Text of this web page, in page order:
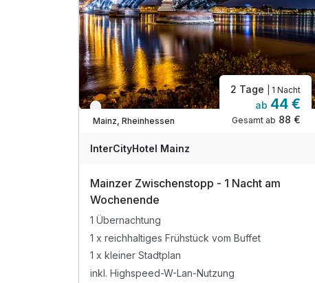
Verfügbar bis Dezember
Mainz, Rheinhessen
2 Tage | 1 Nacht
ab 44 €
Gesamt ab 88 €
InterCityHotel Mainz
Mainzer Zwischenstopp - 1 Nacht am
Wochenende
1 Übernachtung
1 x reichhaltiges Frühstück vom Buffet
1 x kleiner Stadtplan
inkl. Highspeed-W-Lan-Nutzung